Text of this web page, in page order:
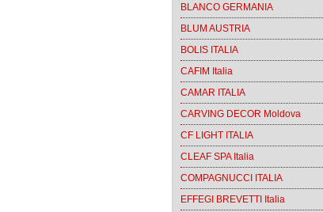
BLANCO GERMANIA
BLUM AUSTRIA
BOLIS ITALIA
CAFIM Italia
CAMAR ITALIA
CARVING DECOR Moldova
CF LIGHT ITALIA
CLEAF SPA Italia
COMPAGNUCCI ITALIA
EFFEGI BREVETTI Italia